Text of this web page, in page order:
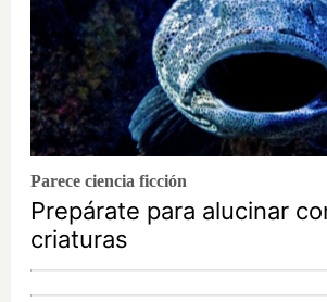
Parece ciencia ficción
Prepárate para alucinar
criaturas